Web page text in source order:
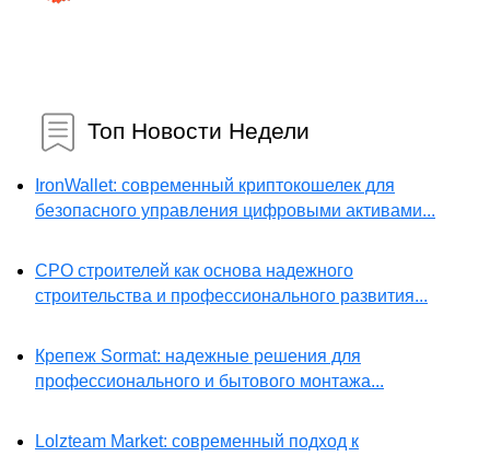
Топ Новости Недели
IronWallet: современный криптокошелек для
безопасного управления цифровыми активами...
СРО строителей как основа надежного
строительства и профессионального развития...
Крепеж Sormat: надежные решения для
профессионального и бытового монтажа...
Lolzteam Market: современный подход к